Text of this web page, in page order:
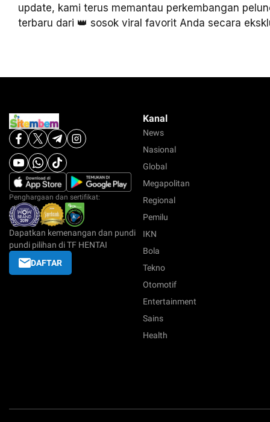
update, kami terus memantau perkembangan
terbaru dari 👑 sosok viral favorit Anda secara
Penghargaan dan sertifikat:
Dapatkan kemenangan dan pundi
pundi pilihan di TF HENTAI
DAFTAR
Kanal
News
Nasional
Global
Megapolitan
Regional
Pemilu
IKN
Bola
Tekno
Otomotif
Entertainment
Sains
Health